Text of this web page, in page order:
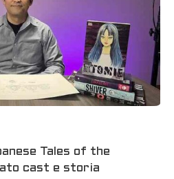
Tales of the
cast e storia